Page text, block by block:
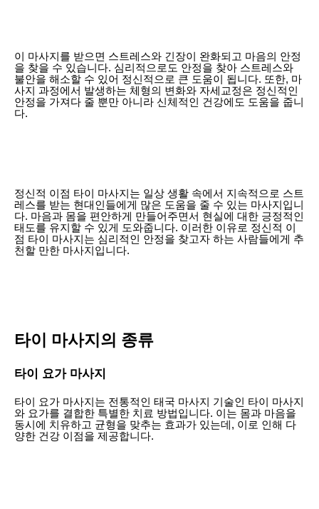
이 마사지를 받으면 스트레스와 긴장이 완화되고 마음의 안정
을 찾을 수 있습니다. 심리적으로도 안정을 찾아 스트레스와
불안을 해소할 수 있어 정신적으로 큰 도움이 됩니다. 또한, 마
사지 과정에서 발생하는 체형의 변화와 자세교정은 정신적인
안정을 가져다 줄 뿐만 아니라 신체적인 건강에도 도움을 줍니
다.
정신적 이점 타이 마사지는 일상 생활 속에서 지속적으로 스트
레스를 받는 현대인들에게 많은 도움을 줄 수 있는 마사지입니
다. 마음과 몸을 편안하게 만들어주면서 현실에 대한 긍정적인
태도를 유지할 수 있게 도와줍니다. 이러한 이유로 정신적 이
점 타이 마사지는 심리적인 안정을 찾고자 하는 사람들에게 추
천할 만한 마사지입니다.
타이 마사지의 종류
타이 요가 마사지
타이 요가 마사지는 전통적인 태국 마사지 기술인 타이 마사지
와 요가를 결합한 특별한 치료 방법입니다. 이는 몸과 마음을
동시에 치유하고 균형을 맞추는 효과가 있는데, 이로 인해 다
양한 건강 이점을 제공합니다.